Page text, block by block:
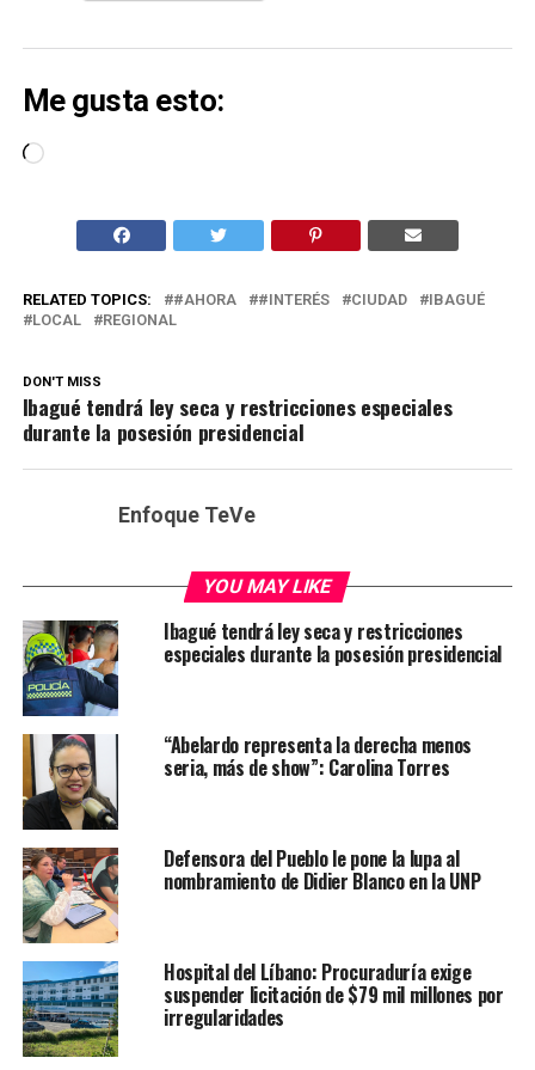
Me gusta esto:
Cargando...
RELATED TOPICS: #AHORA #INTERÉS CIUDAD
IBAGUÉ
LOCAL
REGIONAL
DON'T MISS
Ibagué tendrá ley seca y restricciones especiales
durante la posesión presidencial
Enfoque TeVe
YOU MAY LIKE
Ibagué tendrá ley seca y restricciones
especiales durante la posesión presidencial
“Abelardo representa la derecha menos
seria, más de show”: Carolina Torres
Defensora del Pueblo le pone la lupa al
nombramiento de Didier Blanco en la UNP
Hospital del Líbano: Procuraduría exige
suspender licitación de $79 mil millones por
irregularidades